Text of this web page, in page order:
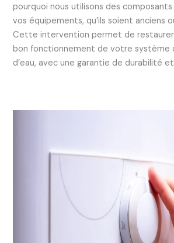
pourquoi nous utilisons des
vos équipements, qu’ils soient anciens
Cette intervention permet de
bon fonctionnement de votre système
d’eau, avec une garantie de durabilité